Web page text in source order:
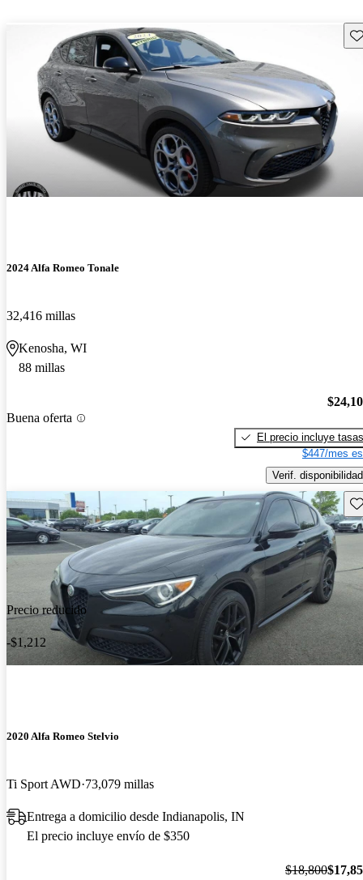
2024 Alfa Romeo Tonale
32,416 millas
Kenosha, WI
88 millas
Buena oferta
El precio incluye tasas
$447/mes
Verif. disponibilidad
Precio reducido
-$1,212
2020 Alfa Romeo Stelvio
Ti Sport AWD 73,079 millas
Entrega a domicilio desde Indianapolis, IN
El precio incluye envío de $350
$18,800